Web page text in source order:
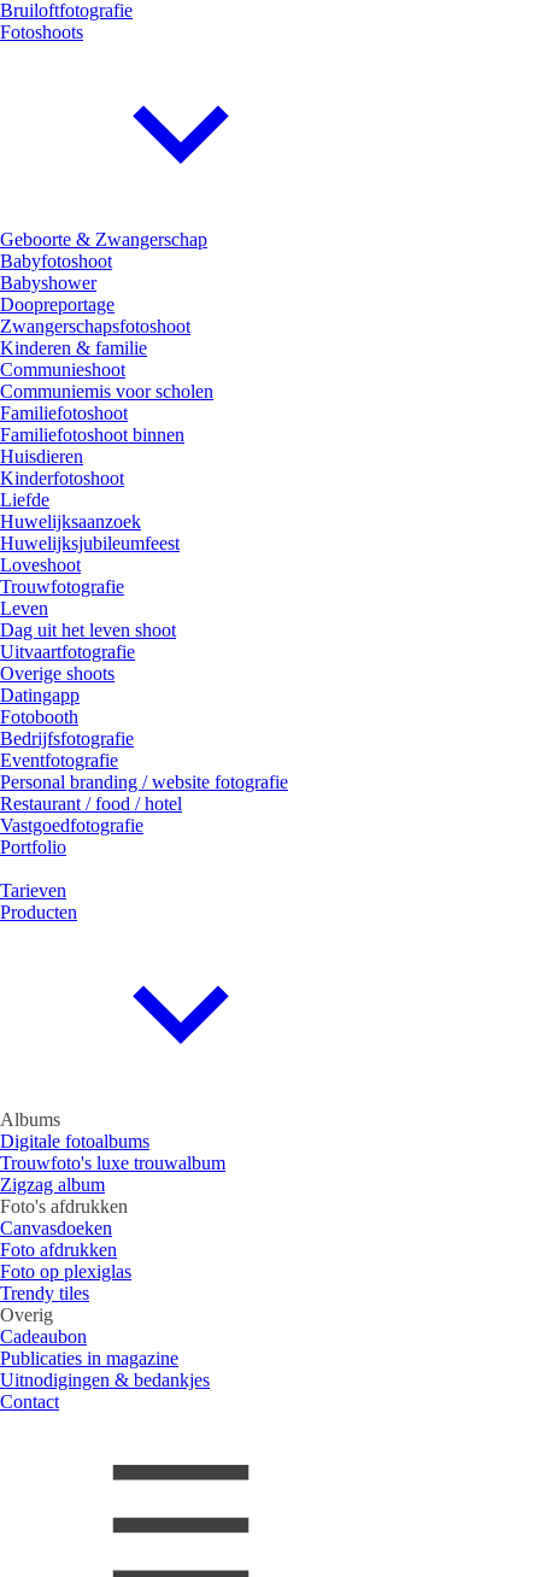
Bruiloftfotografie
Fotoshoots
Geboorte & Zwangerschap
Babyfotoshoot
Babyshower
Doopreportage
Zwangerschapsfotoshoot
Kinderen & familie
Communieshoot
Communiemis voor scholen
Familiefotoshoot
Familiefotoshoot binnen
Huisdieren
Kinderfotoshoot
Liefde
Huwelijksaanzoek
Huwelijksjubileumfeest
Loveshoot
Trouwfotografie
Leven
Dag uit het leven shoot
Uitvaartfotografie
Overige shoots
Datingapp
Fotobooth
Bedrijfsfotografie
Eventfotografie
Personal branding / website fotografie
Restaurant / food / hotel
Vastgoedfotografie
Portfolio
Tarieven
Producten
Albums
Digitale fotoalbums
Trouwfoto's luxe trouwalbum
Zigzag album
Foto's afdrukken
Canvasdoeken
Foto afdrukken
Foto op plexiglas
Trendy tiles
Overig
Cadeaubon
Publicaties in magazine
Uitnodigingen & bedankjes
Contact